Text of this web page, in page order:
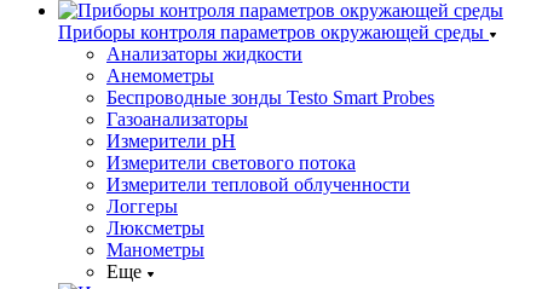
Приборы контроля параметров окружающей среды
Анализаторы жидкости
Анемометры
Беспроводные зонды Testo Smart Probes
Газоанализаторы
Измерители pH
Измерители светового потока
Измерители тепловой облученности
Логгеры
Люксметры
Манометры
Еще